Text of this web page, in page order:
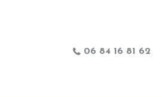
06 84 16 81 62